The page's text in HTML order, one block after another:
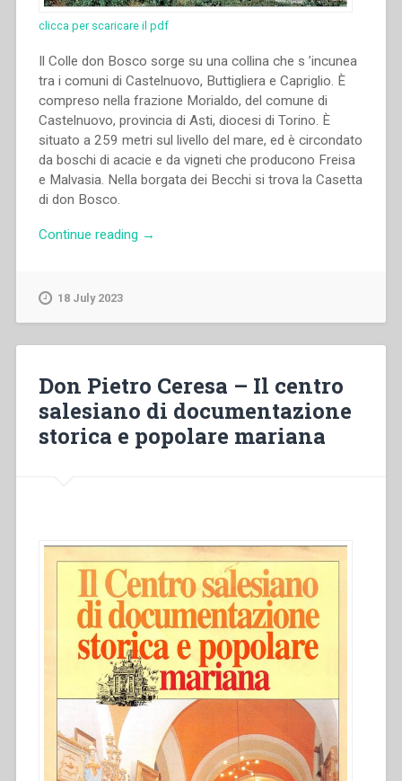
clicca per scaricare il pdf
Il Colle don Bosco sorge su una collina che s ’incunea
tra i comuni di Castelnuovo, Buttigliera e Capriglio. È
compreso nella frazione Morialdo, del comune di
Castelnuovo, provincia di Asti, diocesi di Torino. È
situato a 259 metri sul livello del mare, ed è circondato
da boschi di acacie e da vigneti che producono Freisa
e Malvasia. Nella borgata dei Becchi si trova la Casetta
di don Bosco.
Continue reading “Piera
→
18 July 2023
Don Pietro Ceresa – Il centro
salesiano di documentazione
storica e popolare mariana